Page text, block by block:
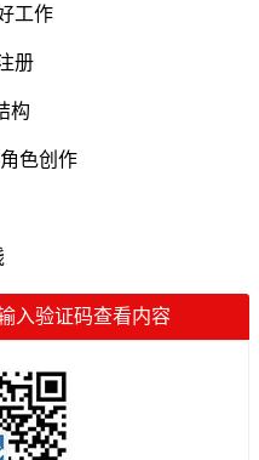
工作
册
构
色创作
入验证码查看内容